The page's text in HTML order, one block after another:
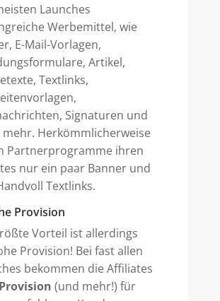
Launches
Werbemittel, wie
E-Mail-Vorlagen,
Artikel,
Textlinks,
Signaturen und
mehr. Herkömmlicherweise
Partnerprogramme ihren
nur ein paar Banner und
Textlinks.
Provision
Vorteil ist allerdings
Provision! Bei fast allen
bekommen die Affiliates
(und mehr!) für